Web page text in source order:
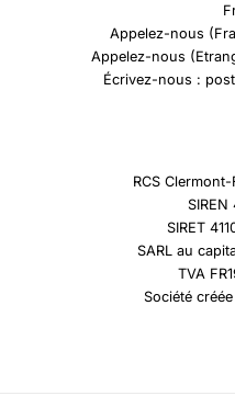
Appelez-nous
Appelez-nous
Écrivez-nous :
RCS
SIREN
SIRET
SARL au
TVA
Société